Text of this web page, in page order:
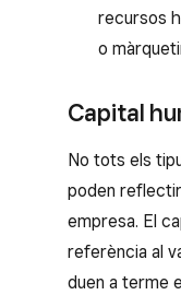
recursos
o
Capital
No tots els
poden reflectir
empresa. El
referència al
duen a terme